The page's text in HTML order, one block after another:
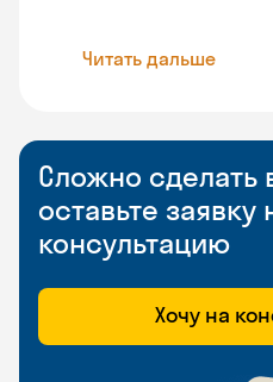
Читать дальше
Сложно
оставьте
консультацию
Хочу на